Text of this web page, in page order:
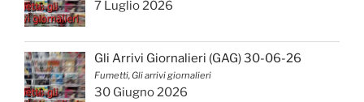
7 Luglio 2026
Gli Arrivi Giornalieri (GAG) 30-06-26
Fumetti, Gli arrivi giornalieri
30 Giugno 2026